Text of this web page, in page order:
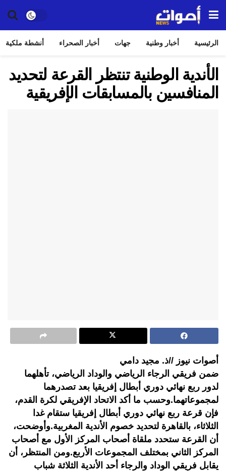
الرئيسية أخبار وطنية جهات أخبار الصحراء أنشطة ملكية
الأندية الوطنية تنتظر القرعة لتحديد
المنافسين بالمسابقات الإفريقية
أصوات نيوز //ذ. مجيد دامي
ضمن فريقي الرجاء الرياضي والوداد الرياضي، تأهلهما
لدور ربع نهائي دوري أبطال إفريقيا بعد تصدرهما
لمجموعاتهما.وحسب ما أكد الاتحاد الإفريقي لكرة القدم،
فإن قرعة ربع نهائي دوري أبطال إفريقيا ستقام غدا
الثلاثاء، بالقاهرة لتحديد خصوم الأندية المغربية.وأوضحت،
أن القرعة ستحدد ملقاة أصحاب المركز الأول مع أصحاب
المركز الثاني بمختلف المجموعات الأربع.ومن المنتظر، أن
يقابل فريقي الوداد والرجاء أحد الأندية الثلاثة شباب